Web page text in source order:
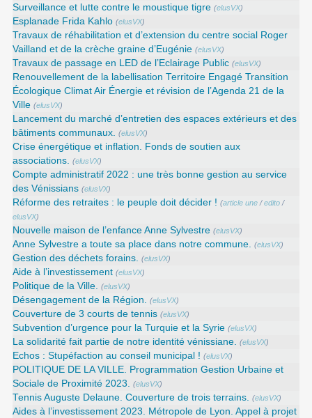
Surveillance et lutte contre le moustique tigre (elusVX)
Esplanade Frida Kahlo (elusVX)
Travaux de réhabilitation et d’extension du centre social Roger
Vailland et de la crèche graine d’Eugénie (elusVX)
Travaux de passage en LED de l’Eclairage Public (elusVX)
Renouvellement de la labellisation Territoire Engagé Transition
Écologique Climat Air Énergie et révision de l’Agenda 21 de la
Ville (elusVX)
Lancement du marché d’entretien des espaces extérieurs et des
bâtiments communaux. (elusVX)
Crise énergétique et inflation. Fonds de soutien aux
associations. (elusVX)
Compte administratif 2022 : une très bonne gestion au service
des Vénissians (elusVX)
Réforme des retraites : le peuple doit décider ! (article une /edito /
elusVX)
Nouvelle maison de l’enfance Anne Sylvestre (elusVX)
Anne Sylvestre a toute sa place dans notre commune. (elusVX)
Gestion des déchets forains. (elusVX)
Aide à l’investissement (elusVX)
Politique de la Ville. (elusVX)
Désengagement de la Région. (elusVX)
Couverture de 3 courts de tennis (elusVX)
Subvention d’urgence pour la Turquie et la Syrie (elusVX)
La solidarité fait partie de notre identité vénissiane. (elusVX)
Echos : Stupéfaction au conseil municipal ! (elusVX)
POLITIQUE DE LA VILLE. Programmation Gestion Urbaine et
Sociale de Proximité 2023. (elusVX)
Tennis Auguste Delaune. Couverture de trois terrains. (elusVX)
Aides à l’investissement 2023. Métropole de Lyon. Appel à projet